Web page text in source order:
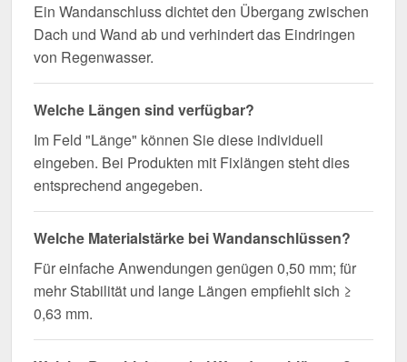
Ein Wandanschluss dichtet den Übergang zwischen
Dach und Wand ab und verhindert das Eindringen
von Regenwasser.
Welche Längen sind verfügbar?
Im Feld "Länge" können Sie diese individuell
eingeben. Bei Produkten mit Fixlängen steht dies
entsprechend angegeben.
Welche Materialstärke bei Wandanschlüssen?
Für einfache Anwendungen genügen 0,50 mm; für
mehr Stabilität und lange Längen empfiehlt sich ≥
0,63 mm.